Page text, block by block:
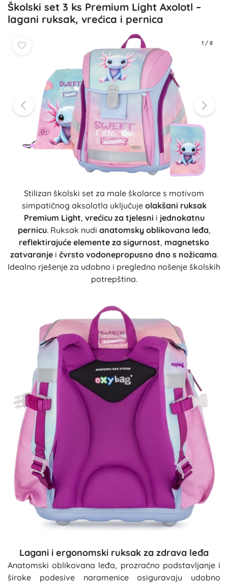
Školski set 3 ks Premium Light Axolotl –
lagani ruksak, vrećica i pernica
1 / 8
Stilizan školski set za male školarce s motivom
simpatičnog aksolotla uključuje olakšani ruksak
Premium Light, vrećicu za tjelesni i jednokatnu
pernicu. Ruksak nudi anatomsky oblikovana leđa,
reflektirajuće elemente za sigurnost, magnetsko
zatvaranjei čvrsto vodonepropusno dno s nožicama.
Idealno rješenje za udobno i pregledno nošenje školskih
potrepština.
Lagani i ergonomski ruksak za zdrava leđa
Anatomski oblikovana leđa, prozračno podstavljanje i
široke podesive naramenice osiguravaju udobno